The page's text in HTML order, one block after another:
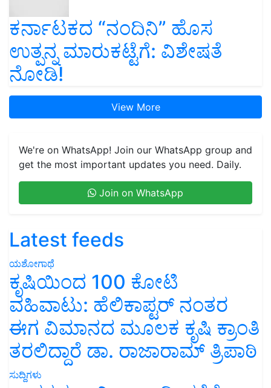
ಕರ್ನಾಟಕದ “ನಂದಿನಿ” ಹೊಸ
ಉತ್ಪನ್ನ ಮಾರುಕಟ್ಟೆಗೆ: ವಿಶೇಷತೆ
ನೋಡಿ!
View More
We're on WhatsApp! Join our WhatsApp group and
get the most important updates you need. Daily.
Join on WhatsApp
Latest feeds
ಯಶೋಗಾಥೆ
ಕೃಷಿಯಿಂದ 100 ಕೋಟಿ
ವಹಿವಾಟು: ಹೆಲಿಕಾಪ್ಟರ್ ನಂತರ
ಈಗ ವಿಮಾನದ ಮೂಲಕ ಕೃಷಿ ಕ್ರಾಂತಿ
ತರಲಿದ್ದಾರೆ ಡಾ. ರಾಜಾರಾಮ್ ತ್ರಿಪಾಠಿ
ಸುದ್ದಿಗಳು